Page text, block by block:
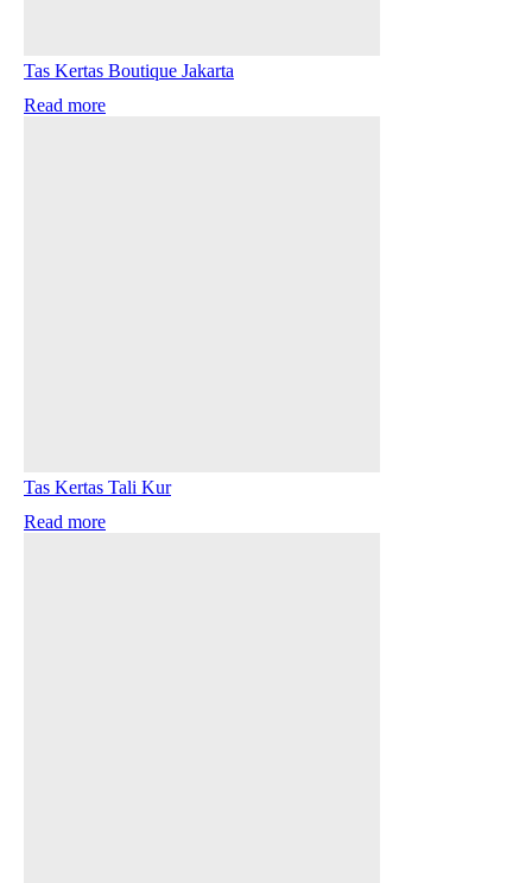
Tas Kertas Boutique Jakarta
Read more
Tas Kertas Tali Kur
Read more